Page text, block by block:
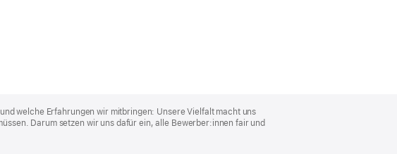
welche Erfahrungen wir mitbringen: Unsere Vielfalt macht uns
Darum setzen wir uns dafür ein, alle Bewerber:innen fair und